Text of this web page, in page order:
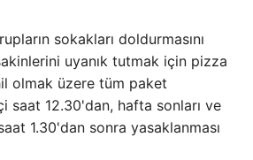
sokakları doldurmasını
uyanık tutmak için pizza
olmak üzere tüm paket
saat 12.30'dan, hafta sonları ve
1.30'dan sonra yasaklanması